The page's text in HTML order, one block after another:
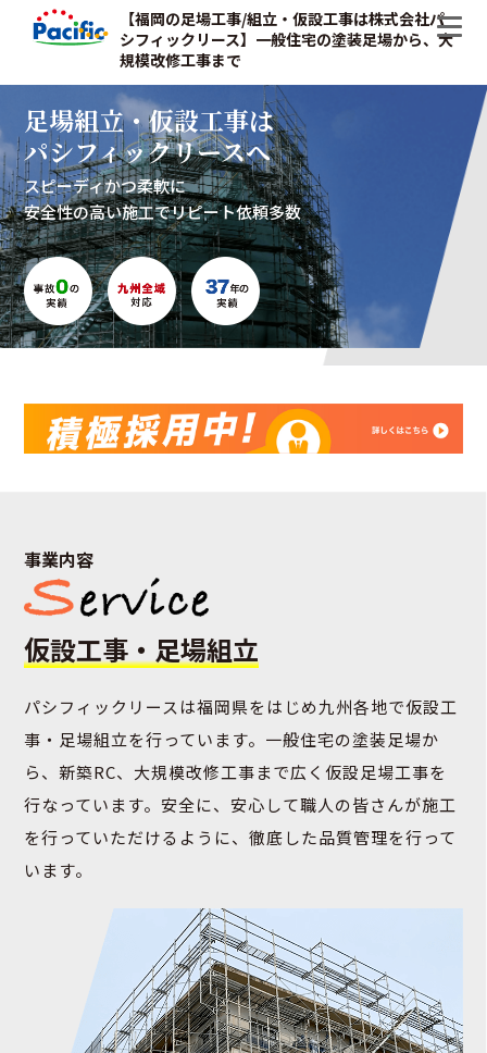
【福岡の足場工事/組立・仮設工事は株式会社パ
シフィックリース】一般住宅の塗装足場から、大
規模改修工事まで
足場組立・仮設工事は
パシフィックリースへ
スピーディかつ柔軟に
安全性の高い施工でリピート依頼多数
事業内容
仮設工事・足場組立
パシフィックリースは福岡県をはじめ九州各地で仮設⼯
事・⾜場組⽴を⾏っています。一般住宅の塗装足場か
ら、新築RC、大規模改修工事まで広く仮設足場工事を
行なっています。安全に、安⼼して職⼈の皆さんが施⼯
を⾏っていただけるように、徹底した品質管理を⾏って
います。